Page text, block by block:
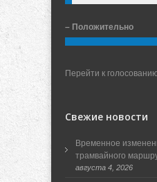
– Положительно
Перейти к
Свежие новости
Временное
трамвайного
августа 4, 2026